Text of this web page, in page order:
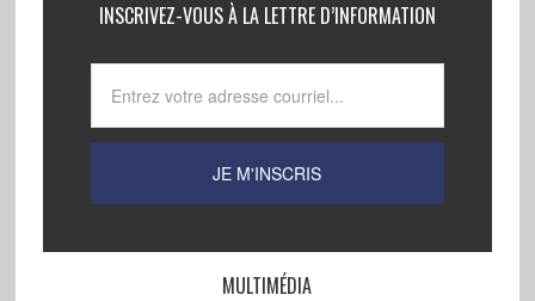
INSCRIVEZ-VOUS À LA LETTRE D’INFORMATION
MULTIMÉDIA